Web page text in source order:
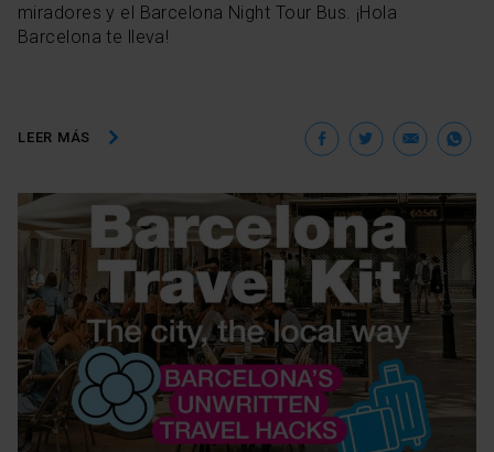
miradores y el Barcelona Night Tour Bus. ¡Hola
Barcelona te lleva!
LEER MÁS Facebook
Twitter